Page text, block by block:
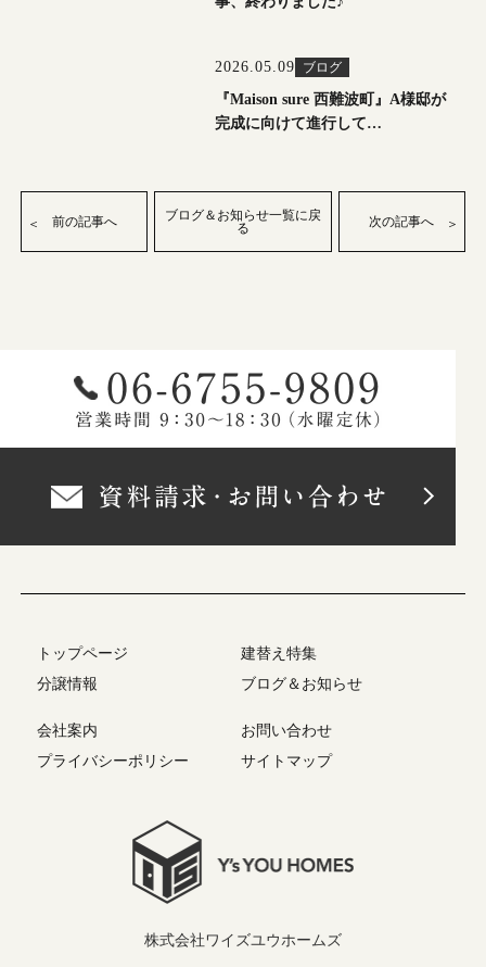
2026.05.09 ブログ
『Maison sure 西難波町』A様邸が
完成に向けて進行して…
前の記事へ
ブログ＆お知らせ一覧に戻
る
次の記事へ
株式会社ワイズユウホームズ
トップページ
建替え特集
分譲情報
ブログ＆お知らせ
会社案内
お問い合わせ
プライバシーポリシー
サイトマップ